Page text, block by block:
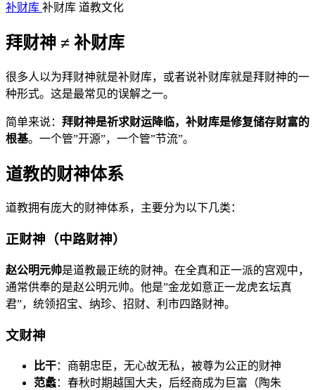
补财库 补财库 道教文化
拜财神 ≠ 补财库
很多人以为拜财神就是补财库，或者说补财库就是拜财神的一
种形式。这是最常见的误解之一。
简单来说： 拜财神是祈求财运降临，补财库是修复储存财富的
根基。一个管”开源”，一个管”节流”。
道教的财神体系
道教拥有庞大的财神体系，主要分为以下几类：
正财神（中路财神）
赵公明元帅是道教最正统的财神。在全真和正一派的宫观中，
通常供奉的是赵公明元帅。他是”金龙如意正一龙虎玄坛真
君”，统领招宝、纳珍、招财、利市四路财神。
文财神
比干：商朝忠臣，无心故无私，被尊为公正的财神
范蠡：春秋时期越国大夫，后经商成为巨富（陶朱